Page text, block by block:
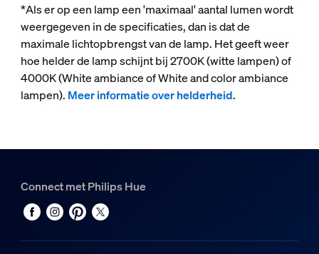
*Als er op een lamp een 'maximaal' aantal lumen wordt
weergegeven in de specificaties, dan is dat de
maximale lichtopbrengst van de lamp. Het geeft weer
hoe helder de lamp schijnt bij 2700K (witte lampen) of
4000K (White ambiance of White and color ambiance
lampen). Meer informatie over helderheid.
Connect met Philips Hue